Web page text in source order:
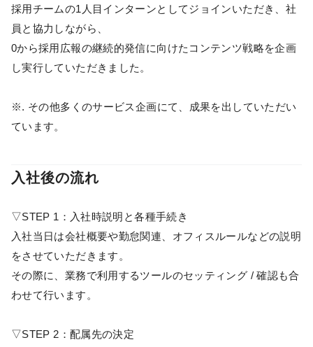
採用チームの1人目インターンとしてジョインいただき、社
員と協力しながら、
0から採用広報の継続的発信に向けたコンテンツ戦略を企画
し実行していただきました。
※. その他多くのサービス企画にて、成果を出していただい
ています。
入社後の流れ
▽STEP 1：入社時説明と各種手続き
入社当日は会社概要や勤怠関連、オフィスルールなどの説明
をさせていただきます。
その際に、業務で利用するツールのセッティング / 確認も合
わせて行います。
▽STEP 2：配属先の決定